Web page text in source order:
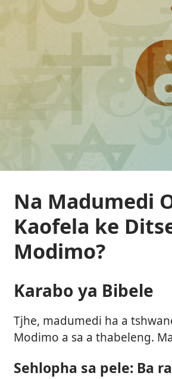
Na Madumedi
Kaofela ke
Modimo?
Karabo ya Bibele
Tjhe, madumedi ha a
Modimo a sa a thabeleng.
Sehlopha sa pele: Ba